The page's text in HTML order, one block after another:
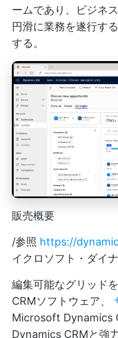
ームであり、ビジネ
円滑に業務を遂行す
する。
販売概要
/参照 https://
イクロソフト・ダイ
編集可能なグリッド
CRMソフトウェア、
Microsoft Dynamics
Dynamics CRMと強